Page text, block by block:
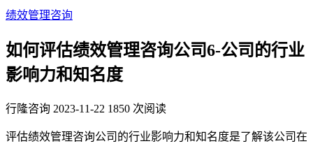
绩效管理咨询
如何评估绩效管理咨询公司6-公司的行业
影响力和知名度
行隆咨询 2023-11-22 1850 次阅读
评估绩效管理咨询公司的行业影响力和知名度是了解该公司在